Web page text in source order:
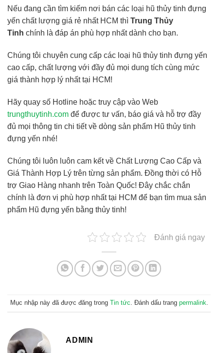
Nếu đang cần tìm kiếm nơi bán các loại hũ thủy tinh đựng
yến chất lượng giá rẻ nhất HCM thì Trung Thủy
Tinh chính là đáp án phù hợp nhất dành cho bạn.
Chúng tôi chuyên cung cấp các loại hũ thủy tinh đựng yến
cao cấp, chất lượng với đầy đủ mọi dung tích cùng mức
giá thành hợp lý nhất tại HCM!
Hãy quay số Hotline hoặc truy cập vào Web
trungthuytinh.com để được tư vấn, báo giá và hỗ trợ đầy
đủ mọi thông tin chi tiết về dòng sản phẩm Hũ thủy tinh
đựng yến nhé!
Chúng tôi luôn luôn cam kết về Chất Lượng Cao Cấp và
Giá Thành Hợp Lý trên từng sản phẩm. Đồng thời có Hỗ
trợ Giao Hàng nhanh trên Toàn Quốc! Đây chắc chắn
chính là đơn vị phù hợp nhất tại HCM để bạn tìm mua sản
phẩm Hũ đựng yến bằng thủy tinh!
Đánh giá ngay
Mục nhập này đã được đăng trong Tin tức. Đánh dấu trang permalink.
ADMIN